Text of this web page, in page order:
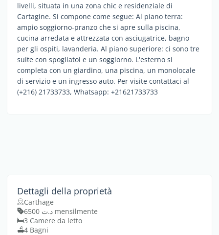
livelli, situata in una zona chic e residenziale di
Cartagine. Si compone come segue: Al piano terra:
ampio soggiorno-pranzo che si apre sulla piscina,
cucina arredata e attrezzata con asciugatrice, bagno
per gli ospiti, lavanderia. Al piano superiore: ci sono tre
suite con spogliatoi e un soggiorno. L'esterno si
completa con un giardino, una piscina, un monolocale
di servizio e un ingresso auto. Per visite contattaci al
(+216) 21733733, Whatsapp: +21621733733
Dettagli della proprietà
Carthage
د.ت 6500 mensilmente
3 Camere da letto
4 Bagni